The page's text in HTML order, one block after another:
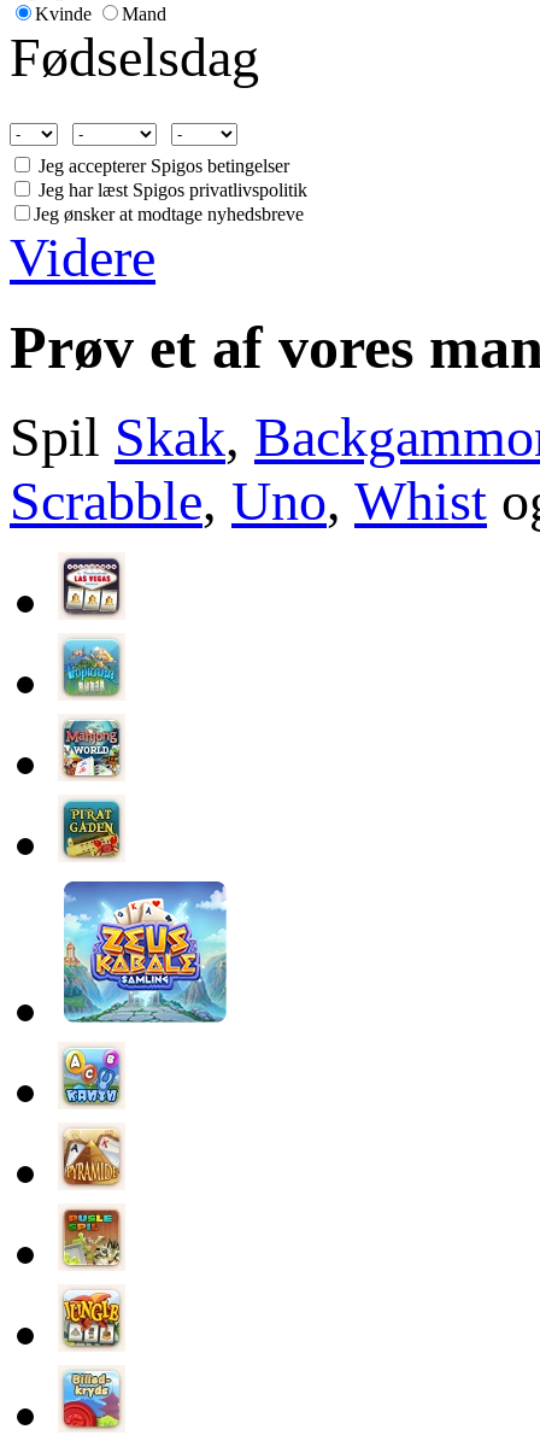
Kvinde
Mand
Fødselsdag
Jeg accepterer Spigos betingelser
Jeg har læst Spigos privatlivspolitik
Jeg ønsker at modtage nyhedsbreve
Videre
Prøv et af vores
Spil Skak,
Scrabble, Uno, Whist